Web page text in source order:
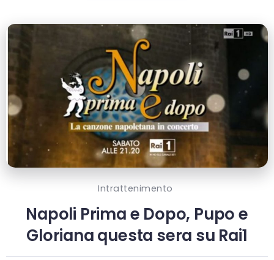
Intrattenimento
Napoli Prima e Dopo, Pupo e
Gloriana questa sera su Rai1